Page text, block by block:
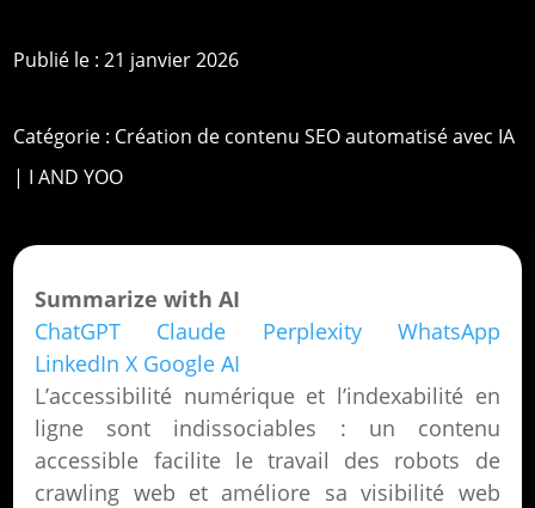
Publié le : 21 janvier 2026
Catégorie : Création de contenu SEO automatisé avec IA
| I AND YOO
Summarize with AI
ChatGPT
Claude Perplexity
WhatsApp
LinkedIn X Google AI
L’accessibilité numérique et l’indexabilité en
ligne sont indissociables : un contenu
accessible facilite le travail des robots de
crawling web et améliore sa visibilité web